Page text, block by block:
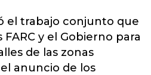
el trabajo conjunto que
FARC y el Gobierno para
de las zonas
anuncio de los